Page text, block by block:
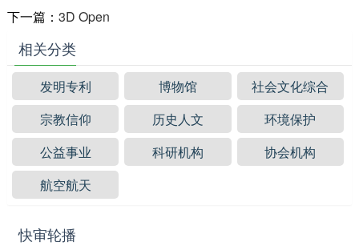
下一篇： 3D Open
相关分类
发明专利 博物馆
社会文化综合
宗教信仰
历史人文
环境保护
公益事业
科研机构
协会机构
航空航天
快审轮播